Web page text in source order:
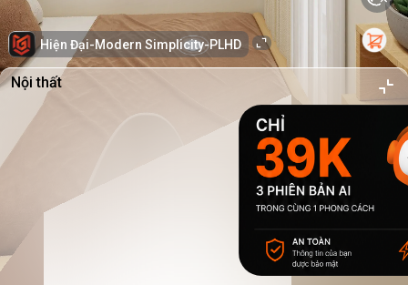
Hiện Đại-Modern Simplicity-PLHD
Nội thất